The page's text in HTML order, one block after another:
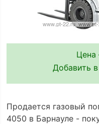
Цена
Добавить
Продается газовый
4050 в Барнауле -